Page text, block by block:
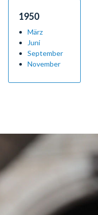
1950
März
Juni
September
November